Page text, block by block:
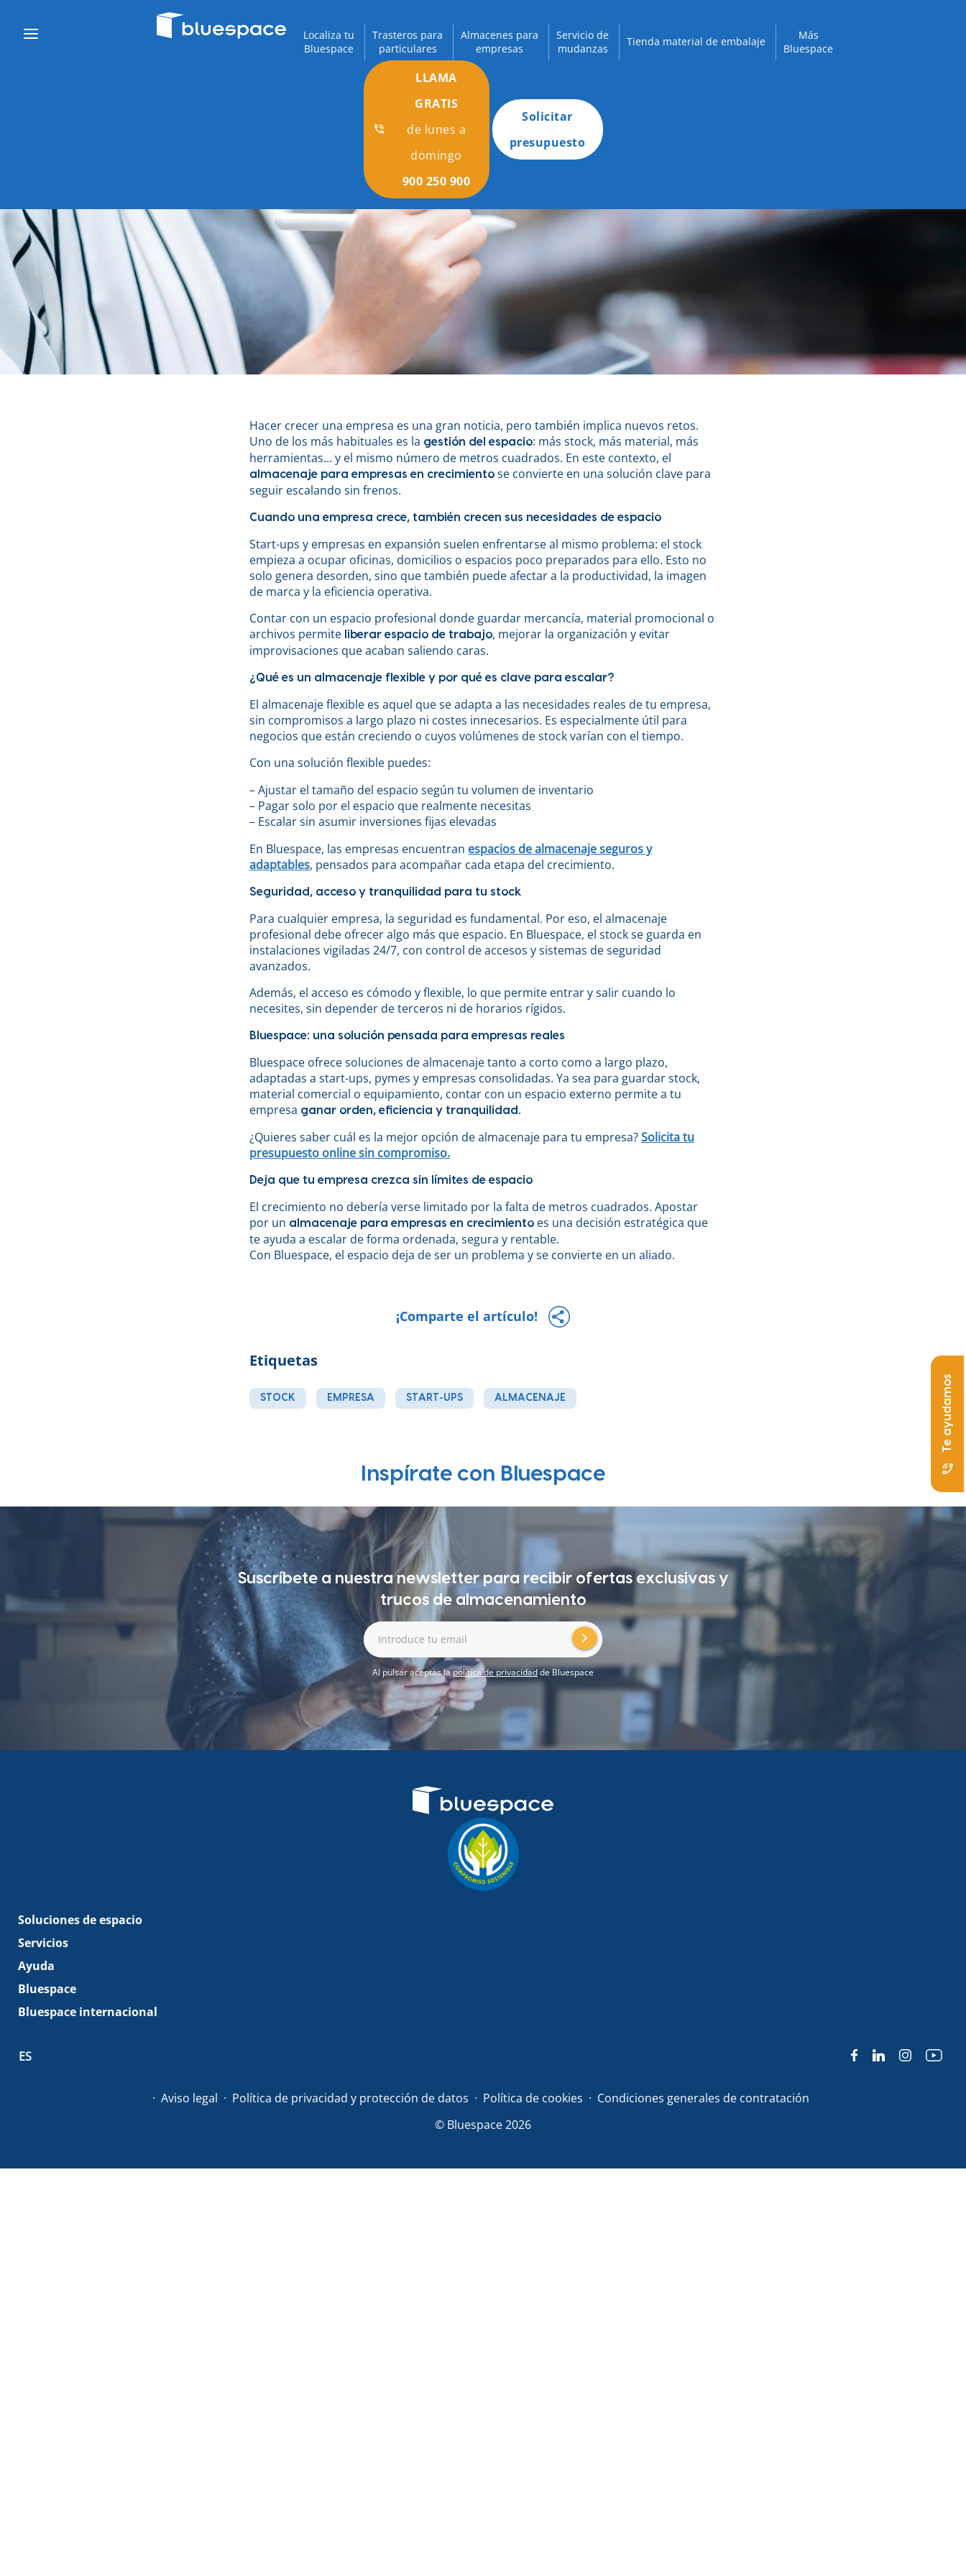
Localiza tu
Bluespace
Trasteros para
particulares
Almacenes para
empresas
Servicio de
mudanzas
Tienda material de embalaje
Más
Bluespace
LLAMA
GRATIS
de lunes a
domingo
900 250 900
Solicitar
presupuesto
Te ayudamos
Hacer crecer una empresa es una gran noticia, pero también implica nuevos retos.
Uno de los más habituales es la gestión del espacio: más stock, más material, más
herramientas… y el mismo número de metros cuadrados. En este contexto, el
almacenaje para empresas en crecimiento se convierte en una solución clave para
seguir escalando sin frenos.
Cuando una empresa crece, también crecen sus necesidades de espacio
Start-ups y empresas en expansión suelen enfrentarse al mismo problema: el stock
empieza a ocupar oficinas, domicilios o espacios poco preparados para ello. Esto no
solo genera desorden, sino que también puede afectar a la productividad, la imagen
de marca y la eficiencia operativa.
Contar con un espacio profesional donde guardar mercancía, material promocional o
archivos permite liberar espacio de trabajo, mejorar la organización y evitar
improvisaciones que acaban saliendo caras.
¿Qué es un almacenaje flexible y por qué es clave para escalar?
El almacenaje flexible es aquel que se adapta a las necesidades reales de tu empresa,
sin compromisos a largo plazo ni costes innecesarios. Es especialmente útil para
negocios que están creciendo o cuyos volúmenes de stock varían con el tiempo.
Con una solución flexible puedes:
– Ajustar el tamaño del espacio según tu volumen de inventario
– Pagar solo por el espacio que realmente necesitas
– Escalar sin asumir inversiones fijas elevadas
En Bluespace, las empresas encuentran espacios de almacenaje seguros y
adaptables, pensados para acompañar cada etapa del crecimiento.
Seguridad, acceso y tranquilidad para tu stock
Para cualquier empresa, la seguridad es fundamental. Por eso, el almacenaje
profesional debe ofrecer algo más que espacio. En Bluespace, el stock se guarda en
instalaciones vigiladas 24/7, con control de accesos y sistemas de seguridad
avanzados.
Además, el acceso es cómodo y flexible, lo que permite entrar y salir cuando lo
necesites, sin depender de terceros ni de horarios rígidos.
Bluespace: una solución pensada para empresas reales
Bluespace ofrece soluciones de almacenaje tanto a corto como a largo plazo,
adaptadas a start-ups, pymes y empresas consolidadas. Ya sea para guardar stock,
material comercial o equipamiento, contar con un espacio externo permite a tu
empresa ganar orden, eficiencia y tranquilidad .
¿Quieres saber cuál es la mejor opción de almacenaje para tu empresa?Solicita tu
presupuesto online sin compromiso.
Deja que tu empresa crezca sin límites de espacio
El crecimiento no debería verse limitado por la falta de metros cuadrados. Apostar
por un almacenaje para empresas en crecimiento es una decisión estratégica que
te ayuda a escalar de forma ordenada, segura y rentable.
Con Bluespace, el espacio deja de ser un problema y se convierte en un aliado.
¡Comparte el artículo!
Etiquetas
STOCK EMPRESA START-UPS ALMACENAJE
Inspírate con Bluespace
Suscríbete a nuestra newsletter para recibir ofertas exclusivas y
trucos de almacenamiento
Introduce tu email
Al pulsar aceptas lapolítica de privacidadde Bluespace
Soluciones de espacio
Servicios
Ayuda
Bluespace
Bluespace internacional
© Bluespace 2026
Aviso legal Política de privacidad y protección de datos Política de cookies Condiciones generales de contratación
ES